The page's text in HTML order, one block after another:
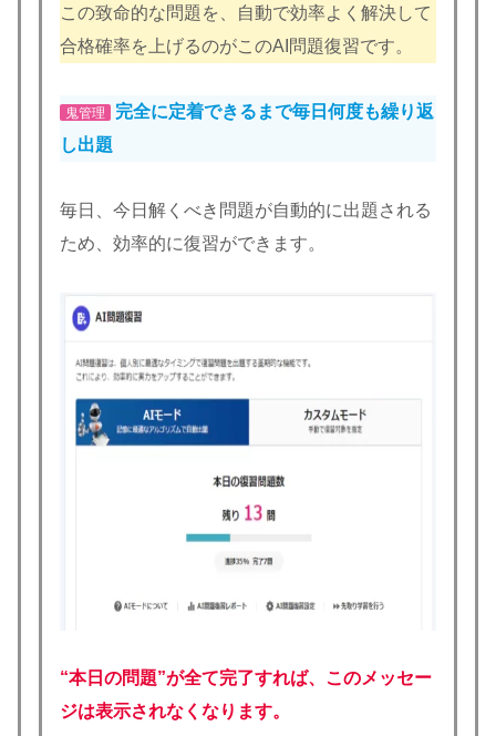
この致命的な問題を、自動で効率よく解決して
合格確率を上げるのがこのAI問題復習です。
鬼管理
完全に定着できるまで毎日何度も繰り返
し出題
毎日、今日解くべき問題が自動的に出題される
ため、効率的に復習ができます。
“本日の問題”が全て完了すれば、このメッセー
ジは表示されなくなります。